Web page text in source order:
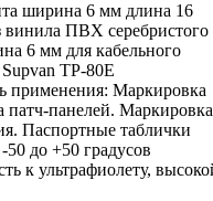
ширина 6 мм длина 16
винила ПВХ серебристого
6 мм для кабельного
TP-80E
применения: Маркировка
патч-панелей. Маркировка
Паспортные таблички
50 до +50 градусов
к ультрафиолету,